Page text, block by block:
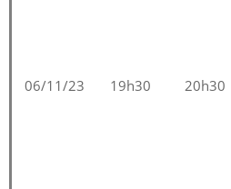
06/11/23 19h30 20h30